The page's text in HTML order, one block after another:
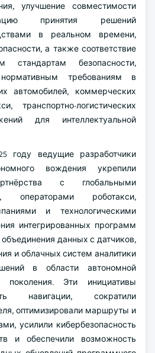
улучшение совместимости
принятия решений
в реальном времени,
а также соответствие
стандартам безопасности,
требованиям в
автомобилей, коммерческих
транспортно-логистических
для интеллектуальной
году ведущие разработчики
вождения укрепили
с глобальными
операторами роботакси,
и технологическими
интегрированных программ
данных с датчиков,
и облачных систем аналитики
в области автономной
поколения. Эти инициативы
навигации, сократили
оптимизировали маршруты и
усилили кибербезопасность
и обеспечили возможность